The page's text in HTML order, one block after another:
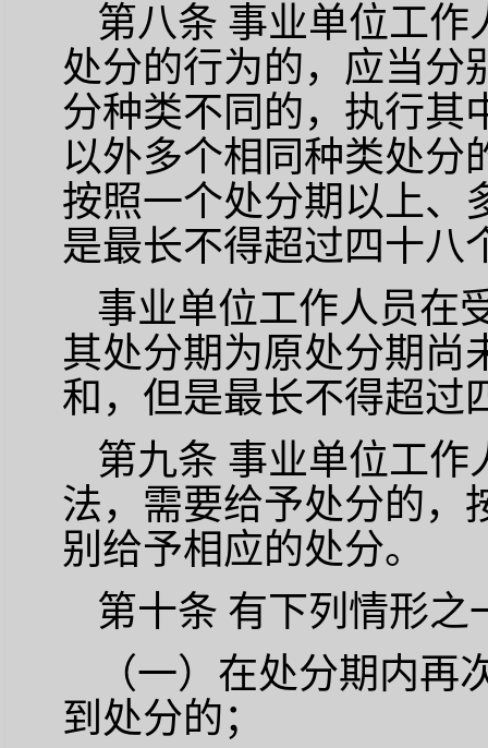
第八条 事业单位工作
处分的行为的，应当分
分种类不同的，执行其
以外多个相同种类处分
按照一个处分期以上、
是最长不得超过四十八
事业单位工作人员在
其处分期为原处分期尚
和，但是最长不得超过
第九条 事业单位工作
法，需要给予处分的，
别给予相应的处分。
第十条 有下列情形之
（一）在处分期内
到处分的；